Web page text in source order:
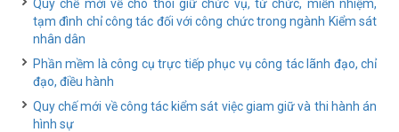
Quy chế mới về cho thôi giữ chức vụ, từ chức, miễn nhiệm,
tạm đình chỉ công tác đối với công chức trong ngành Kiểm sát
nhân dân
Phần mềm là công cụ trực tiếp phục vụ công tác lãnh đạo, chỉ
đạo, điều hành
Quy chế mới về công tác kiểm sát việc giam giữ và thi hành án
hình sự